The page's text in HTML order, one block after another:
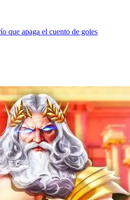
que apaga el cuento de goles